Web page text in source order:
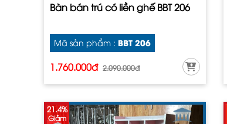
Bàn bán trú có liền ghế BBT 206
Mã sản phẩm : BBT 206
1.760.000đ 2.090.000đ
21.4%
Giảm